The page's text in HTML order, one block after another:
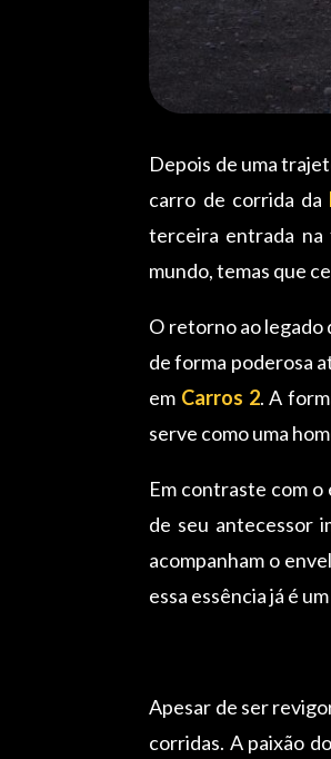
Depois de uma
carro de corrida da
terceira entrada na
mundo, temas que
O retorno ao legado
de forma poderosa
em Carros 2. A
serve como uma
Em contraste com
de seu antecessor
acompanham o
essa essência já é
Apesar de ser
corridas. A paixão